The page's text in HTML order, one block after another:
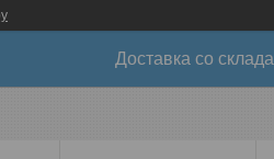
Доставка со